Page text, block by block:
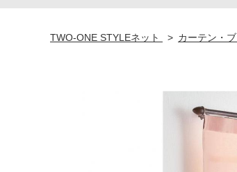
TWO-ONE STYLEネット カーテン・